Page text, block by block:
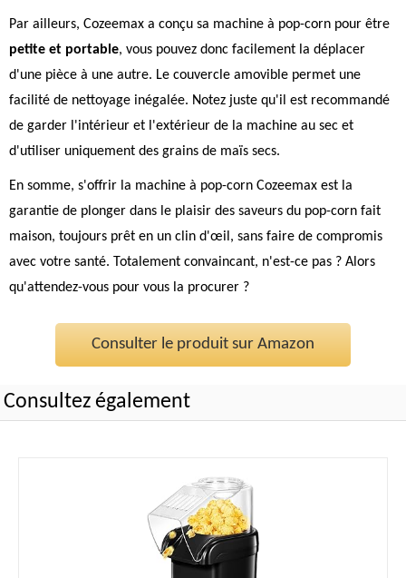
Par ailleurs, Cozeemax a conçu sa machine à pop-corn pour être
petite et portable, vous pouvez donc facilement la déplacer
d'une pièce à une autre. Le couvercle amovible permet une
facilité de nettoyage inégalée. Notez juste qu'il est recommandé
de garder l'intérieur et l'extérieur de la machine au sec et
d'utiliser uniquement des grains de maïs secs.
En somme, s'offrir la machine à pop-corn Cozeemax est la
garantie de plonger dans le plaisir des saveurs du pop-corn fait
maison, toujours prêt en un clin d'œil, sans faire de compromis
avec votre santé. Totalement convaincant, n'est-ce pas ? Alors
qu'attendez-vous pour vous la procurer ?
Consulter le produit sur Amazon
Consultez également